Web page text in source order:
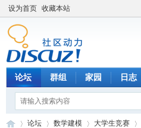
设为首页 收藏本站
论坛 群组 家园 日志
论坛 数学建模 大学生竞赛